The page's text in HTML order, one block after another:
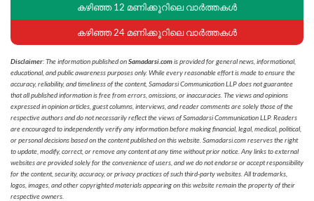
കഴിഞ്ഞ 12 മണിക്കൂറിലെ വാർത്തകൾ
കഴിഞ്ഞ 24 മണിക്കൂറിലെ വാർത്തകൾ
Disclaimer: The information published onSamadarsi.comis provided for general news, informational,
educational, and public awareness purposes only. While every reasonable effort is made to ensure the
accuracy, reliability, and timeliness of the content, Samadarsi Communication LLP does not guarantee
that all published information is free from errors, omissions, or inaccuracies. The views and opinions
expressed in opinion articles, guest columns, interviews, and reader comments are solely those of the
respective authors and do not necessarily reflect the views of Samadarsi Communication LLP. Readers
are encouraged to independently verify any information before making financial, legal, medical, political,
or personal decisions based on the content published on this website. Samadarsi.com reserves the right
to update, modify, correct, or remove any content at any time without prior notice. Any links to external
websites are provided solely for the convenience of users, and we do not endorse or accept responsibility
for the content, security, accuracy, or privacy practices of such third-party websites. All trademarks,
logos, images, and other copyrighted materials appearing on this website remain the property of their
respective owners.